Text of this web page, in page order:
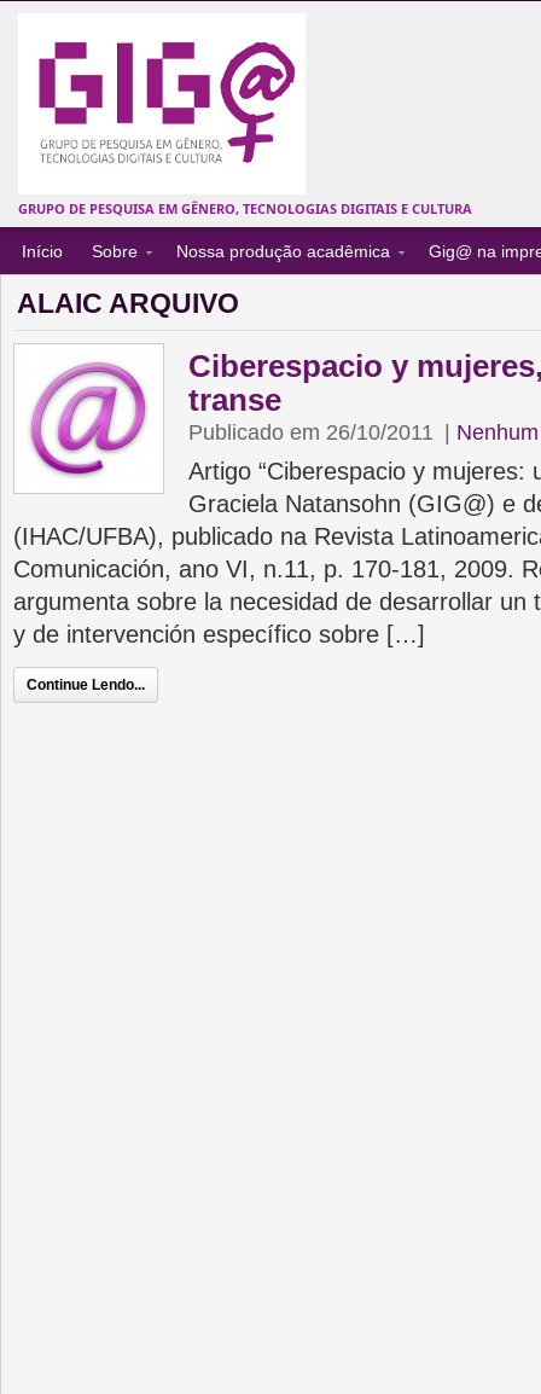
GRUPO DE PESQUISA EM GÊNERO, TECNOLOGIAS DIGITAIS E CULTURA
Início Sobre Nossa produção acadêmica Gig@ na
ALAIC ARQUIVO
Ciberespacio y
transe
Publicado em 26/10/2011
Artigo “Ciberespacio y mujeres:
Graciela Natansohn (GIG@) e
(IHAC/UFBA), publicado na Revista
Comunicación, ano VI, n.11, p. 170-181, 2009.
argumenta sobre la necesidad de desarrollar un
y de intervención específico sobre […]
Continue Lendo...